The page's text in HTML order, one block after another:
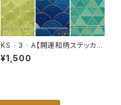
KS‐3‐A【開運和柄ステッカ
ー】開運・飛躍セット〈3枚セット〉
（利用コード3ヶ月分付き）
¥1,500